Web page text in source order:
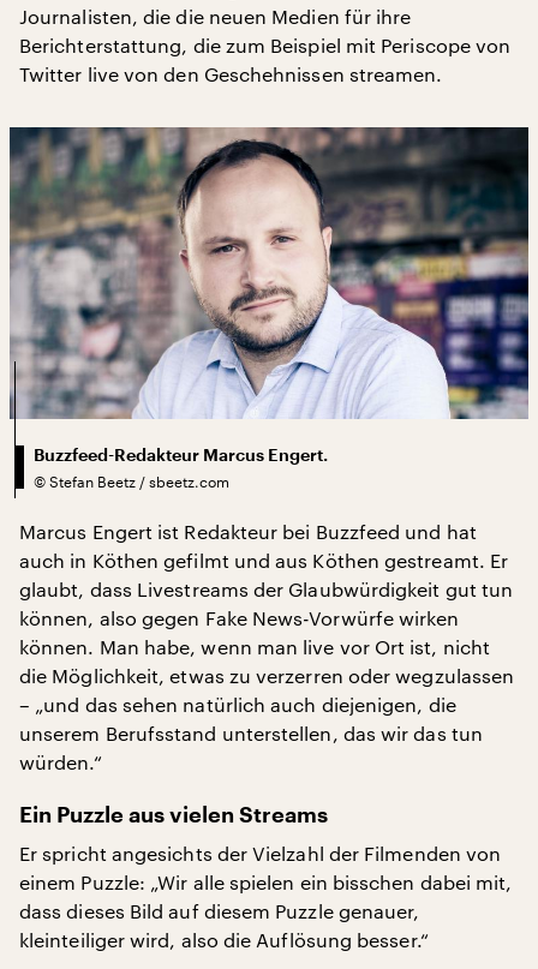
Journalisten, die die neuen Medien für ihre
Berichterstattung, die zum Beispiel mit Periscope von
Twitter live von den Geschehnissen streamen.
Buzzfeed-Redakteur Marcus Engert.
© Stefan Beetz / sbeetz.com
Marcus Engert ist Redakteur bei Buzzfeed und hat
auch in Köthen gefilmt und aus Köthen gestreamt. Er
glaubt, dass Livestreams der Glaubwürdigkeit gut tun
können, also gegen Fake News-Vorwürfe wirken
können. Man habe, wenn man live vor Ort ist, nicht
die Möglichkeit, etwas zu verzerren oder wegzulassen
– „und das sehen natürlich auch diejenigen, die
unserem Berufsstand unterstellen, das wir das tun
würden.“
Ein Puzzle aus vielen Streams
Er spricht angesichts der Vielzahl der Filmenden von
einem Puzzle: „Wir alle spielen ein bisschen dabei mit,
dass dieses Bild auf diesem Puzzle genauer,
kleinteiliger wird, also die Auflösung besser.“